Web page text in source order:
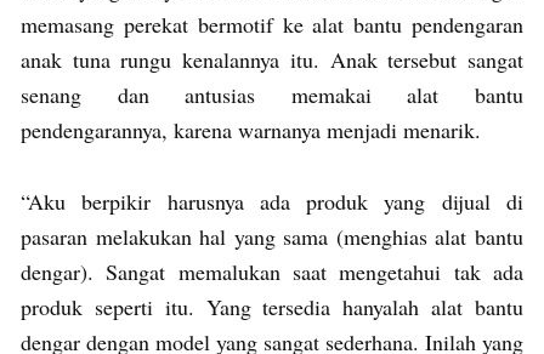
memasang perekat bermotif ke alat bantu pendengaran
anak tuna rungu kenalannya itu. Anak tersebut sangat
senang dan antusias memakai alat bantu
pendengarannya, karena warnanya menjadi menarik.
“Aku berpikir harusnya ada produk yang dijual di
pasaran melakukan hal yang sama (menghias alat bantu
dengar). Sangat memalukan saat mengetahui tak ada
produk seperti itu. Yang tersedia hanyalah alat bantu
dengar dengan model yang sangat sederhana. Inilah yang